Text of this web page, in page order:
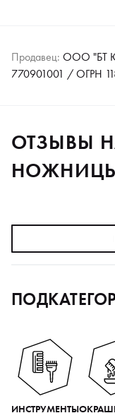
Продавец: ООО "БТ
770901001 / ОГРН
ОТЗЫВЫ
НОЖНИЦЫ
ИНСТРУМЕНТЫ